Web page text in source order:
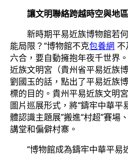
讓文明聯絡跨越時空與地區
新時期平易近族博物館若
能局限？“博物館不克包養網
六合，要自動擁抱年夜千世界
近族文明宮（貴州省平易近族
劉國玉的話，點出了平易近族
標的目的。貴州平易近族文明宮
圖片巡展形式，將“鑄牢中華平
體認識主題展”搬進“村超”賽場
講堂和偏僻村寨。
“博物館成為鑄牢中華平易